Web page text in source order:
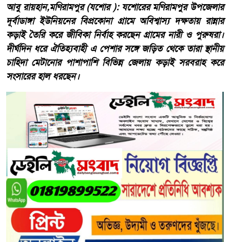
আবু রায়হান,মণিরামপুর (যশোর ): যশোরের মণিরামপুর উপজেলার
দূর্বাডাঙ্গা ইউনিয়নের বিপ্রকোনা গ্রামে অবিশ্বাস্য দক্ষতায় রান্নার
কড়াই তৈরি করে জীবিকা নির্বাহ করছেন গ্রামের নারী ও পুরুষরা।
দীর্ঘদিন ধরে ঐতিহ্যবাহী এ পেশার সঙ্গে জড়িত থেকে তারা স্থানীয়
চাহিদা মেটানোর পাশাপাশি বিভিন্ন জেলায় কড়াই সরবরাহ করে
সংসারের হাল ধরছেন।